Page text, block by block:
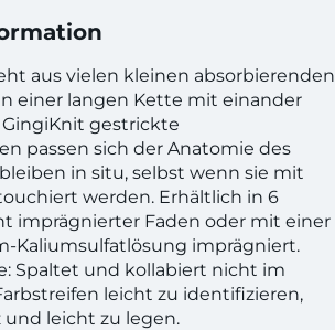
aus vielen kleinen absorbierenden
einer langen Kette mit einander
gestrickte
passen sich der Anatomie des
in situ, selbst wenn sie mit
werden. Erhältlich in 6
imprägnierter Faden oder mit einer
Kaliumsulfatlösung imprägniert.
Spaltet und kollabiert nicht im
leicht zu identifizieren,
und leicht zu legen.